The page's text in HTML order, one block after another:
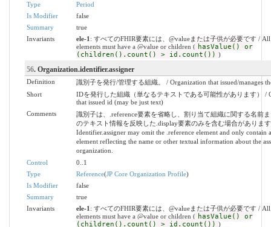
Type
Period
Is Modifier
false
Summary
true
Invariants
ele-1 : すべてのFHIR要素には、@valueまたは子供が必要です /
elements must have a @value or children ( hasValue() or
(children().count() > id.count()) )
56. Organization.identifier.assigner
Definition
識別子を発行/管理する組織。 / Organization that issued/manages
Short
IDを発行した組織（単なるテキストである可能性があります） /
that issued id (may be just text)
Comments
識別子は、.reference要素を省略し、割り当て組織に関する名前
のテキスト情報を反映した.display要素のみを含む場合がありま
Identifier.assigner may omit the .reference element and only contain
element reflecting the name or other textual information about the
organization.
Control
0..1
Type
Reference(JP Core Organization Profile)
Is Modifier
false
Summary
true
Invariants
ele-1 : すべてのFHIR要素には、@valueまたは子供が必要です /
elements must have a @value or children ( hasValue() or
(children().count() > id.count()) )